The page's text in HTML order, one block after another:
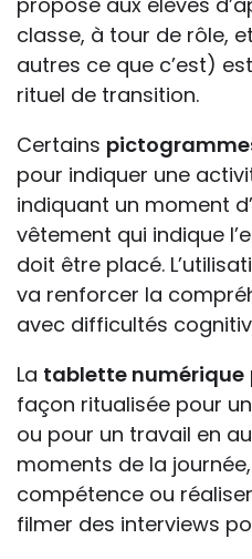
classe, à tour de rôle,
autres ce que c’est)
rituel de transition.
Certains
pour indiquer une
indiquant un moment
vêtement qui indique
doit être placé.
va renforcer la
avec difficultés
La tablette numérique
façon ritualisée pour
ou pour un travail en
moments de la
compétence ou
filmer des interviews